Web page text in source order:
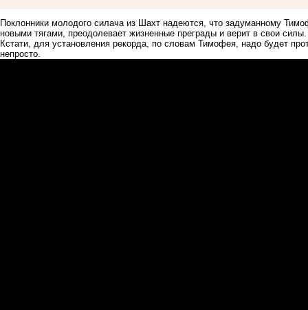
Поклонники молодого силача из Шахт надеются, что задуманному
новыми тягами, преодолевает жизненные преграды и верит в свои силы.
Кстати, для установления рекорда, по словам Тимофея, надо будет
непросто.